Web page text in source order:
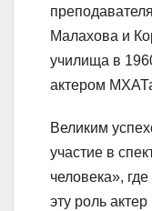
Малахова и
училища в
актером
Великим
участие в
человека»,
эту роль